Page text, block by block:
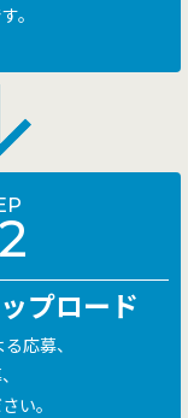
。
プロード
応募、
い。